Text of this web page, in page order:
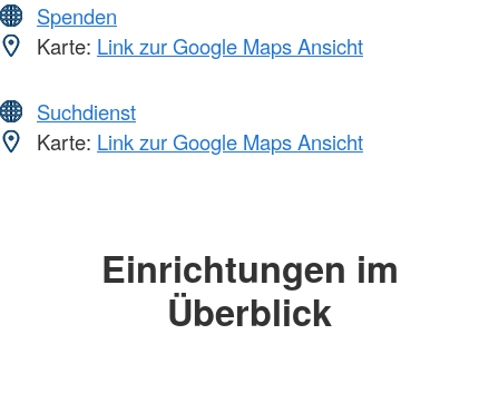
Spenden
Karte: Link zur Google Maps Ansicht
Suchdienst
Karte: Link zur Google Maps Ansicht
Einrichtungen im
Überblick